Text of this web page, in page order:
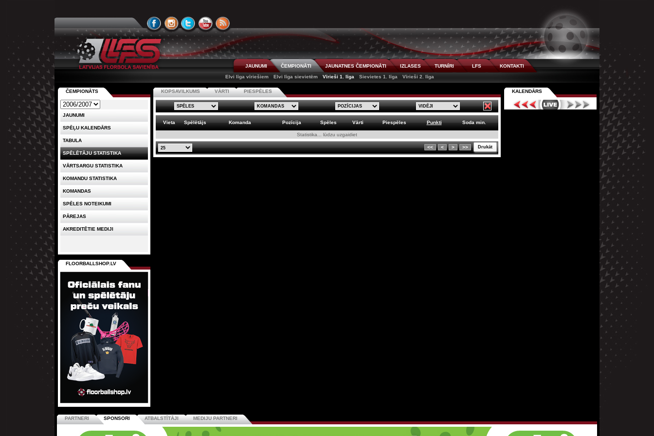
JAUNUMI ČEMPIONĀTI JAUNATNES ČEMPIONĀTI IZLASES TURNĪRI LFS
KONTAKTI
Elvi līga vīriešiem
Elvi līga sievietēm Vīrieši 1. līga Sievietes 1. līga Vīrieši 2. līga
KOPSAVILKUMS VĀRTI PIESPĒLES
Vieta Spēlētājs Komanda Pozīcija Spēles Vārti Piespēles Punkti Soda min.
Statistika... lūdzu uzgaidiet
Drukāt
<< < > >>
ČEMPIONĀTS
JAUNUMI
SPĒĻU KALENDĀRS
TABULA
SPĒLĒTĀJU STATISTIKA
VĀRTSARGU STATISTIKA
KOMANDU STATISTIKA
KOMANDAS
SPĒLES NOTEIKUMI
PĀREJAS
AKREDITĒTIE MEDIJI
FLOORBALLSHOP.LV
KALENDĀRS
PARTNERI SPONSORI ATBALSTĪTĀJI MEDIJU PARTNERI